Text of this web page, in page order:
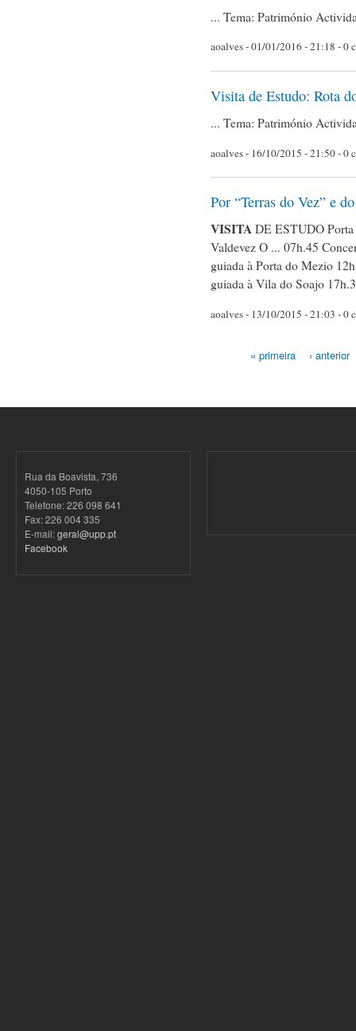
... Tema: Património
aoalves- 01/01/2016 - 21:18 - 0
Visita de Estudo: Rota
... Tema: Património
aoalves- 16/10/2015 - 21:50 - 0
Por “Terras do Vez” e
VISITADE ESTUDO
Valdevez O ... 07h.45
guiada à Porta do Mezio
guiada à Vila do Soajo
aoalves- 13/10/2015 - 21:03 - 0
« primeira ‹ anterior
Rua da Boavista, 736
4050-105 Porto
Telefone: 226 098 641
Fax: 226 004 335
E-mail:geral@upp.pt
Facebook